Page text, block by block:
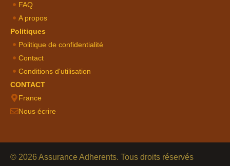
FAQ
A propos
Politiques
Politique de confidentialité
Contact
Conditions d'utilisation
CONTACT
France
Nous écrire
© 2026 Assurance Adherents. Tous droits réservés